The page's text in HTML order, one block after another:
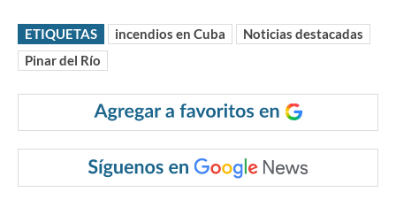
ETIQUETAS incendios en Cuba
Noticias destacadas
Pinar del Río